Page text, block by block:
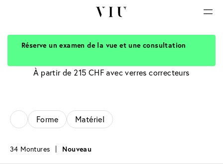
À partir de 215 CHF avec verres correcteurs
Forme Matériel
34 Montures Nouveau
Réserve un examen de la vue et une consultation